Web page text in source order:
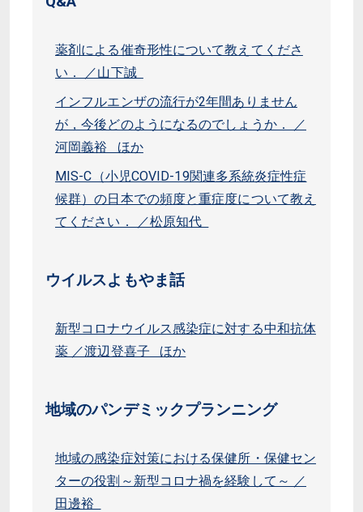
薬剤による催奇形性について教えてくださ
い． ／山下誠
インフルエンザの流行が2年間ありません
が，今後どのようになるのでしょうか． ／
河岡義裕 ほか
MIS-C（小児COVID-19関連多系統炎症性症
候群）の日本での頻度と重症度について教え
てください． ／松原知代
ウイルスよもやま話
新型コロナウイルス感染症に対する中和抗体
薬 ／渡辺登喜子 ほか
地域のパンデミックプランニング
地域の感染症対策における保健所・保健セン
ターの役割～新型コロナ禍を経験して～ ／
田邊裕